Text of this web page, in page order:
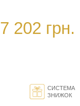
7 202 грн.
СИСТЕМА
ЗНИЖОК